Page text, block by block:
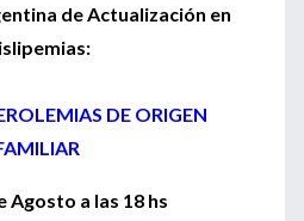
de Actualización en
DE ORIGEN
Agosto a las 18 hs